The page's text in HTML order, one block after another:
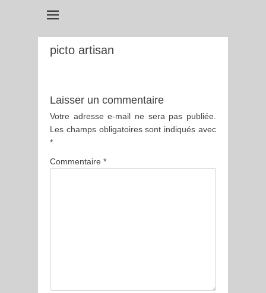
picto artisan
Laisser un commentaire
Votre adresse e-mail ne sera pas publiée.
Les champs obligatoires sont indiqués avec
*
Commentaire *